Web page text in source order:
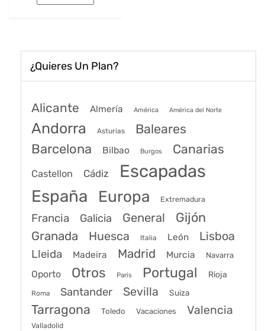
¿Quieres Un Plan?
Alicante Almería América América del Norte
Andorra Asturias Baleares
Barcelona Bilbao Burgos Canarias
Castellon Cádiz Escapadas
España Europa Extremadura
Francia Galicia General Gijón
Granada Huesca Italia León Lisboa
Lleida Madeira Madrid Murcia Navarra
Oporto Otros Paris Portugal Rioja
Roma Santander Sevilla Suiza
Tarragona Toledo Vacaciones Valencia
Valladolid